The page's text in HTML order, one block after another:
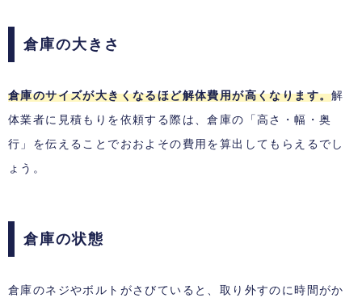
倉庫の大きさ
倉庫のサイズが大きくなるほど解体費用が高くなります。解
体業者に見積もりを依頼する際は、倉庫の「高さ・幅・奥
行」を伝えることでおおよその費用を算出してもらえるでし
ょう。
倉庫の状態
倉庫のネジやボルトがさびていると、取り外すのに時間がか